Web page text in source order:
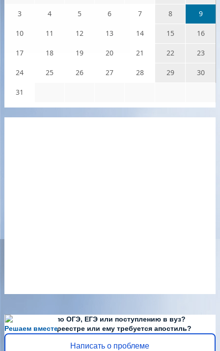
3 4 5 6 7 8 9
10 11 12 13 14 15 16
17 18 19 20 21 22 23
24 25 26 27 28 29 30
31
Решаем вместе
Есть вопросы по ОГЭ, ЕГЭ или поступлению в вуз?
Диплома нет в реестре или ему требуется апостиль?
Написать о проблеме